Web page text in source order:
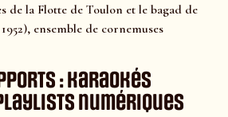
de la Flotte de Toulon et le bagad de
ensemble de cornemuses
: karaokés
numériques